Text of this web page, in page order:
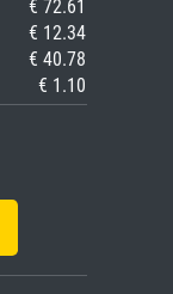
€ 72.61
€ 12.34
€ 40.78
€ 1.10